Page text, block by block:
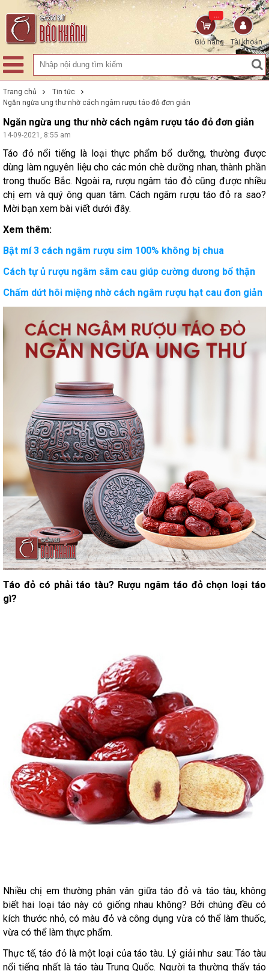
Tài khoản
Giỏ hàng
...
Trang chủ
Tin tức
Ngăn ngừa ung thư nhờ cách ngâm rượu táo đỏ đơn giản
Ngăn ngừa ung thư nhờ cách ngâm rượu táo đỏ đơn giản
14-09-2021, 8:55 am
Táo đỏ nổi tiếng là loại thực phẩm bổ dưỡng, thường được
dùng làm nguyên liệu cho các món chè dưỡng nhan, thành phần
trong thuốc Bắc. Ngoài ra, rượu ngâm táo đỏ cũng được nhiều
chị em và quý ông quan tâm. Cách ngâm rượu táo đỏ ra sao?
Mời bạn xem bài viết dưới đây.
Xem thêm:
Bật mí 3 cách ngâm rượu sim 100% không bị chua
Cách tự ủ rượu ngâm sâm cau giúp cường dương bổ thận
Chấm dứt hôi miệng nhờ cách ngâm rượu hạt cau đơn giản
Táo đỏ có phải táo tàu? Rượu ngâm táo đỏ chọn loại táo
gì?
Nhiều chị em thường phân vân giữa táo đỏ và táo tàu, không
biết hai loại táo này có giống nhau không? Bởi chúng đều có
kích thước nhỏ, có màu đỏ và công dụng vừa có thể làm thuốc,
vừa có thể làm thực phẩm.
Thực tế, táo đỏ là một loại của táo tàu. Lý giải như sau: Táo tàu
nổi tiếng nhất là táo tàu Trung Quốc. Người ta thường thấy táo